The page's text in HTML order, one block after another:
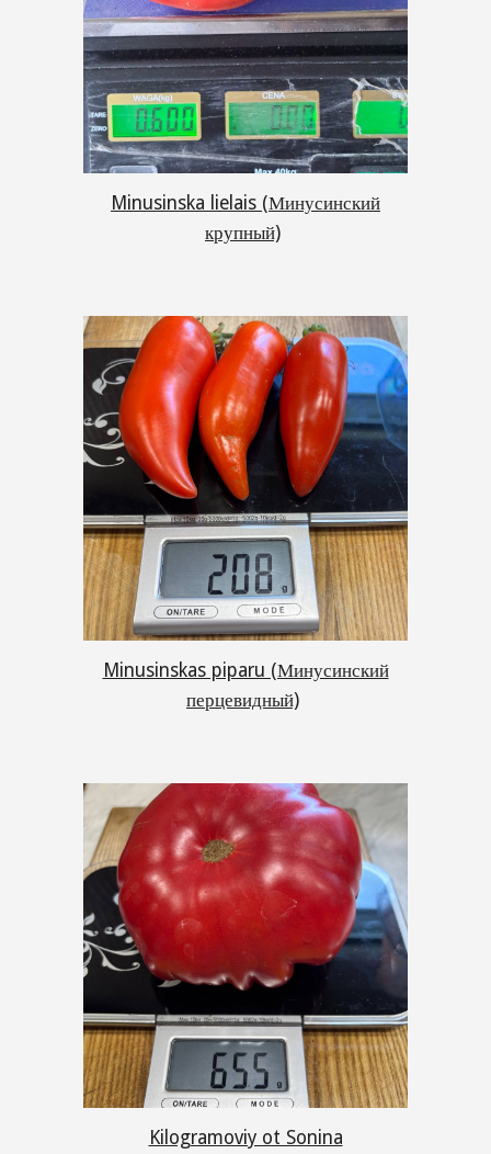
Minusinska lielais (Минусинский
крупный)
Minusinskas piparu (Минусинский
перцевидный)
Kilogramoviy ot Sonina